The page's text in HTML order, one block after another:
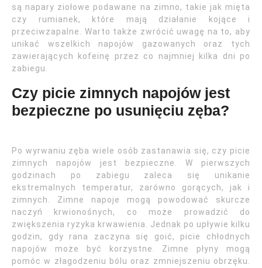
są napary ziołowe podawane na zimno, takie jak mięta
czy rumianek, które mają działanie kojące i
przeciwzapalne. Warto także zwrócić uwagę na to, aby
unikać wszelkich napojów gazowanych oraz tych
zawierających kofeinę przez co najmniej kilka dni po
zabiegu.
Czy picie zimnych napojów jest
bezpieczne po usunięciu zęba?
Po wyrwaniu zęba wiele osób zastanawia się, czy picie
zimnych napojów jest bezpieczne. W pierwszych
godzinach po zabiegu zaleca się unikanie
ekstremalnych temperatur, zarówno gorących, jak i
zimnych. Zimne napoje mogą powodować skurcze
naczyń krwionośnych, co może prowadzić do
zwiększenia ryzyka krwawienia. Jednak po upływie kilku
godzin, gdy rana zaczyna się goić, picie chłodnych
napojów może być korzystne. Zimne płyny mogą
pomóc w złagodzeniu bólu oraz zmniejszeniu obrzęku.